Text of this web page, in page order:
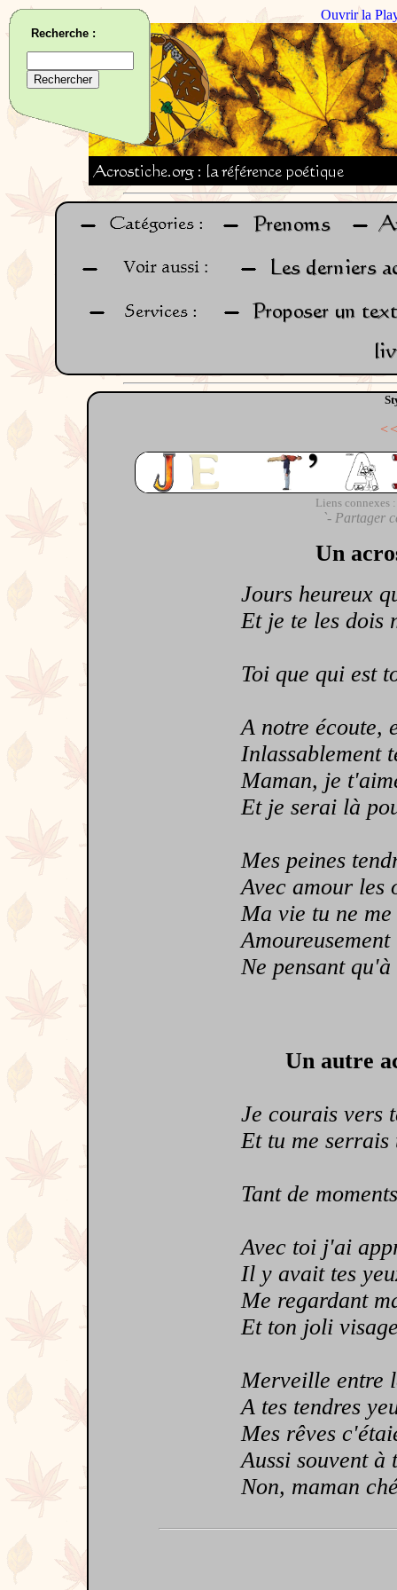
Ouvrir la
Liens connexes :
`- Partager
Un
Jours heureux
Et je te les dois
Toi que qui est
A notre écoute,
Inlassablement
Maman, je
Et je serai là
Mes peines
Avec amour les
Ma vie tu ne me
Amoureusement
Ne pensant qu'à
Un autre
Je courais vers
Et tu me serrais
Tant de
Avec toi j'ai
Il y avait tes
Me regardant
Et ton joli visage
Merveille entre
A tes tendres
Mes rêves
Aussi souvent à
Non, maman
Recherche :